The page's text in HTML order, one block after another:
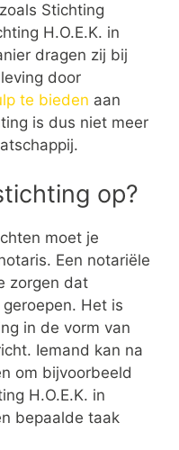
Stichting
H.O.E.K. in
dragen zij bij
door
te bieden aan
is dus niet meer
op?
moet je
Een notariële
zorgen dat
Het is
in de vorm van
Iemand kan na
om bijvoorbeeld
H.O.E.K. in
bepaalde taak